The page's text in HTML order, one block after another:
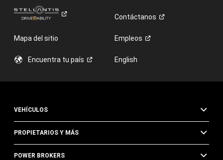
Contáctanos
Mapa del sitio Empleos
Encuentra tu país English
VEHÍCULOS
PROPIETARIOS Y MÁS
POWER BROKERS